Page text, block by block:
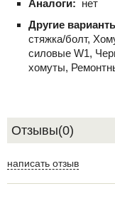
Аналоги: нет
Другие
стяжка/болт,
силовые W1,
хомуты,
Отзывы(0)
написать отзыв